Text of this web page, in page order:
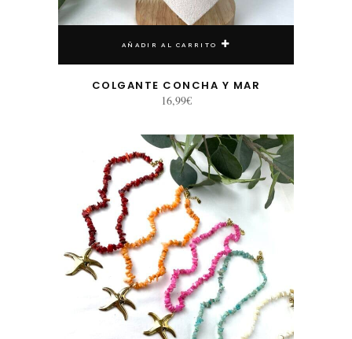
AÑADIR AL CARRITO
COLGANTE CONCHA Y MAR
16,99€
Este producto tiene múltiples variantes. Las opciones se pueden elegir en la página de producto